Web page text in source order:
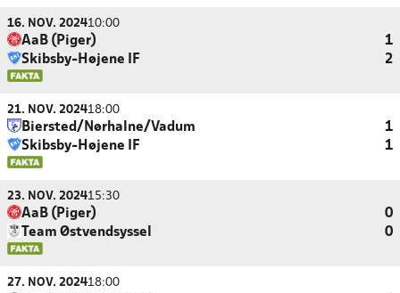
16. NOV. 202410:00
AaB (Piger)
1
Skibsby-Højene IF
2
21. NOV. 202418:00
Biersted/Nørhalne/Vadum
1
Skibsby-Højene IF
1
23. NOV. 202415:30
AaB (Piger)
0
Team Østvendsyssel
0
27. NOV. 202418:00